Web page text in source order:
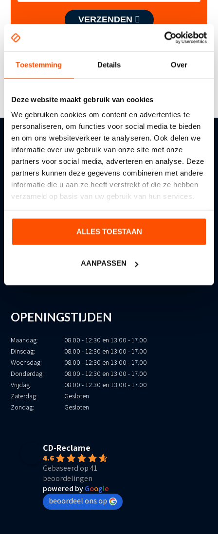
Toestemming Details Over
Deze website maakt gebruik van cookies
We gebruiken cookies om content en advertenties te
personaliseren, om functies voor social media te bieden
en om ons websiteverkeer te analyseren. Ook delen we
informatie over uw gebruik van onze site met onze
partners voor social media, adverteren en analyse. Deze
partners kunnen deze gegevens combineren met andere
informatie die u aan ze heeft verstrekt of die ze hebben
verzameld op basis van uw gebruik van hun services.
ALLES TOESTAAN
AANPASSEN
VERZENDEN
PRODUCTEN
Autobelettering
Binnenreclame
Gevelreclame
Over ons
CD Reclame B.V.
info@cd-reclame.nl
0316-334050
KVK: 969499538
OPENINGSTIJDEN
Maandag:
08.00 - 12:30 en 13:00 - 17.00
Dinsdag:
08.00 - 12:30 en 13:00 - 17.00
Woensdag:
08.00 - 12:30 en 13:00 - 17.00
Donderdag:
08.00 - 12:30 en 13:00 - 17.00
Vrijdag:
08.00 - 12:30 en 13:00 - 17.00
Zaterdag:
Gesloten
Zondag:
Gesloten
CD-Reclame
4.6
Gebaseerd op 41
beoordelingen
powered byGoogle
beoordeel ons op